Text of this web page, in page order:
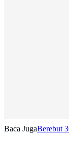
Baca JugaBerebut